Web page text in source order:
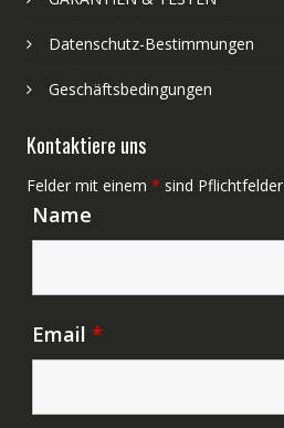
Datenschutz-Bestimmungen
Geschäftsbedingungen
Kontaktiere uns
Felder mit einem * sind Pflichtfelder
Name
Email *